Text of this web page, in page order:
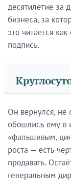
десятилетие за
бизнеса, за
это читается
подпись.
Он вернулся, не
обошлись ему в
«фальшивым,
роста — есть
продавать.
генеральным